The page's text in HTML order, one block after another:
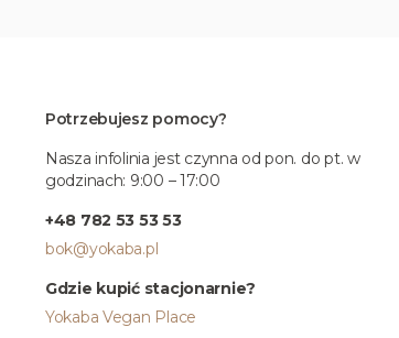
Potrzebujesz pomocy?
Nasza infolinia jest czynna od pon. do pt. w
godzinach: 9:00 – 17:00
+48 782 53 53 53
bok@yokaba.pl
Gdzie kupić stacjonarnie?
Yokaba Vegan Place